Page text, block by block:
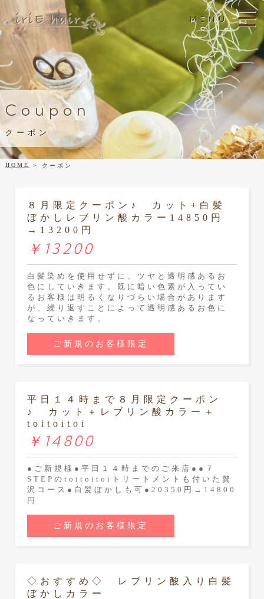
MENU
Coupon
クーポン
HOME クーポン
８月限定クーポン♪ カット+白髪
ぼかしレブリン酸カラー14850円
→13200円
￥13200
白髪染めを使用せずに、ツヤと透明感あるお
色にしていきます。既に暗い色素が入ってい
るお客様は明るくなりづらい場合があります
が、繰り返すことによって透明感あるお色に
なっていきます。
ご新規のお客様限定
平日１４時まで８月限定クーポン
♪ カット＋レブリン酸カラー＋
toitoitoi
￥14800
●ご新規様●平日１４時までのご来店●●７
STEPのtoitoitoiトリートメントも付いた贅
沢コース●白髪ぼかしも可●20350円→14800
円
ご新規のお客様限定
◇おすすめ◇ レブリン酸入り白髪
ぼかしカラー